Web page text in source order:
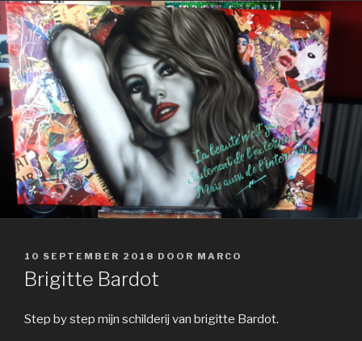
GEPLAATST
OP
10 SEPTEMBER 2018 DOOR MARCO
Brigitte Bardot
Step by step mijn schilderij van brigitte Bardot.